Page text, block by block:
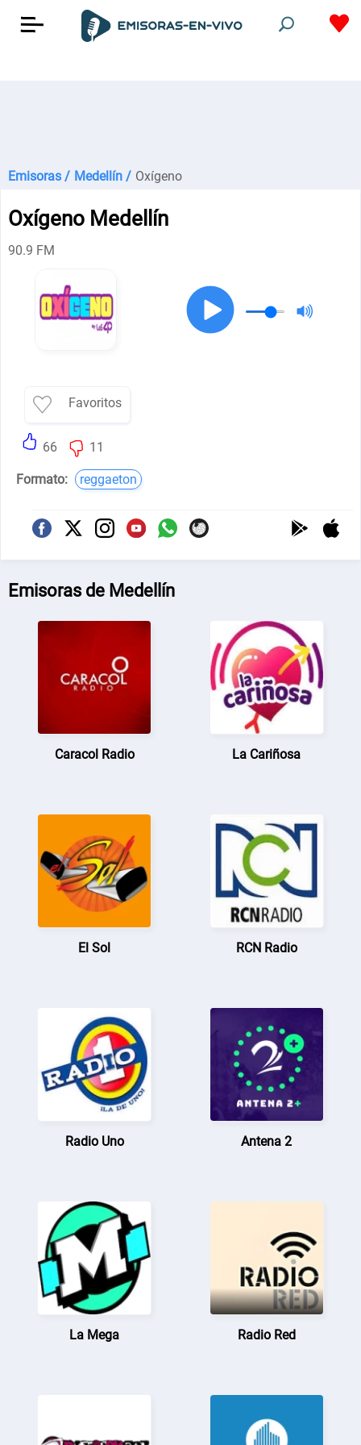
Emisoras / Medellín / Oxígeno
Oxígeno Medellín
90.9 FM
Favoritos
66 11
Formato: reggaeton
Emisoras de Medellín
Caracol Radio La Cariñosa
El Sol RCN Radio
Radio Uno Antena 2
La Mega Radio Red